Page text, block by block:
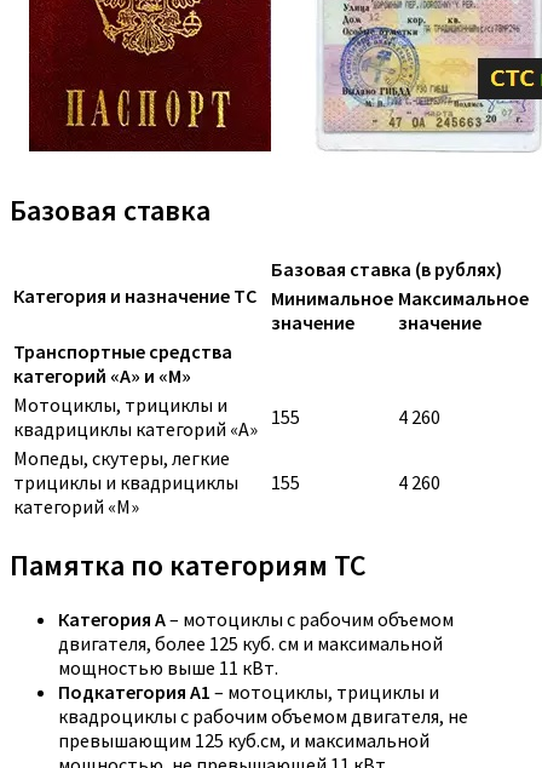
Базовая ставка
Категория и назначение ТС
Базовая ставка (в рублях)
Минимальное
значение
Максимальное
значение
Транспортные средства
категорий «A» и «M»
Мотоциклы, трициклы и
квадрициклы категорий «A» 155
4 260
Мопеды, скутеры, легкие
трициклы и квадрициклы
категорий «M»
155 4 260
Памятка по категориям ТС
Категория A– мотоциклы с рабочим объемом
двигателя, более 125 куб. см и максимальной
мощностью выше 11 кВт.
Подкатегория A1 – мотоциклы, трициклы и
квадроциклы с рабочим объемом двигателя, не
превышающим 125 куб.см, и максимальной